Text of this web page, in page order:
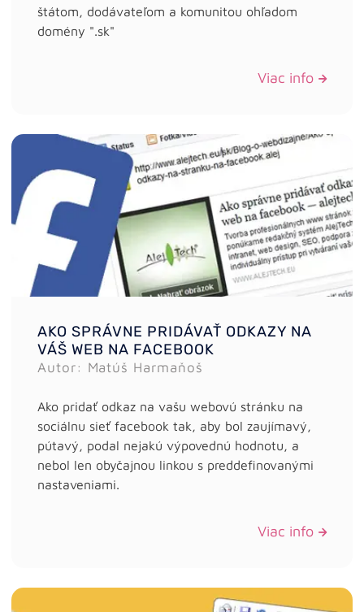
štátom, dodávateľom a komunitou ohľadom
domény ".sk"
Viac info
AKO SPRÁVNE PRIDÁVAŤ ODKAZY NA
VÁŠ WEB NA FACEBOOK
Autor: Matúš Harmaňoš
Ako pridať odkaz na vašu webovú stránku na
sociálnu sieť facebook tak, aby bol zaujímavý,
pútavý, podal nejakú výpovednú hodnotu, a
nebol len obyčajnou linkou s preddefinovanými
nastaveniami.
Viac info